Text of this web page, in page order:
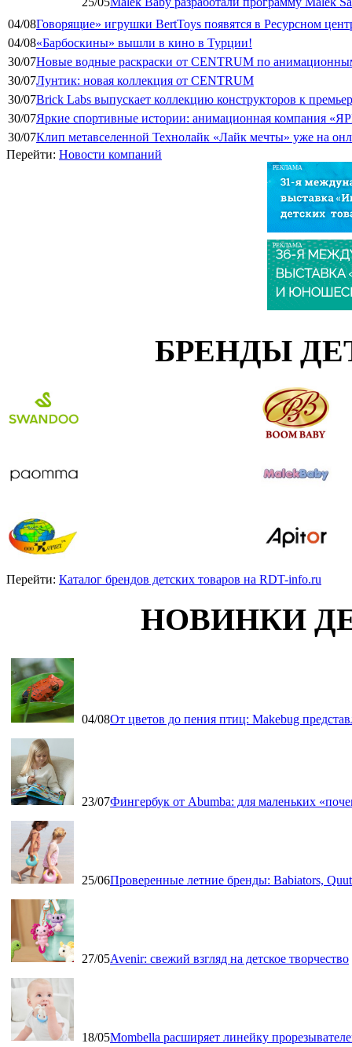
04/08Говорящие» игрушки BertToys появятся в Ресурсном
04/08«Барбоскины» вышли в кино в Турции!
30/07Новые водные раскраски от CENTRUM по
30/07Лунтик: новая коллекция от CENTRUM
30/07Brick Labs выпускает коллекцию конструкторов к
30/07Яркие спортивные истории: анимационная компания
30/07Клип метавселенной Технолайк «Лайк мечты» уже на
Перейти: Новости компаний
РЕКЛАМА
РЕКЛАМА
БРЕНДЫ
Перейти: Каталог брендов детских товаров на RDT-info.ru
НОВИНКИ
04/08От цветов до пения птиц: Makebug
23/07Фингербук от Abumba: для маленьких
25/06Проверенные летние бренды: Babiators,
27/05Avenir: свежий взгляд на детское творчество
18/05Mombella расширяет линейку